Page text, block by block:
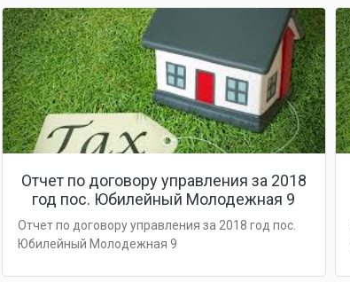
Отчет по договору управления за 2018
год пос. Юбилейный Молодежная 9
Отчет по договору управления за 2018 год пос.
Юбилейный Молодежная 9